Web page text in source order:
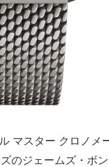
マスター クロノメ
のジェームズ・ボ